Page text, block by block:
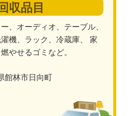
回収品目
、オーディオ、テーブル、
機、ラック、冷蔵庫、 家
やせるゴミなど。
館林市日向町